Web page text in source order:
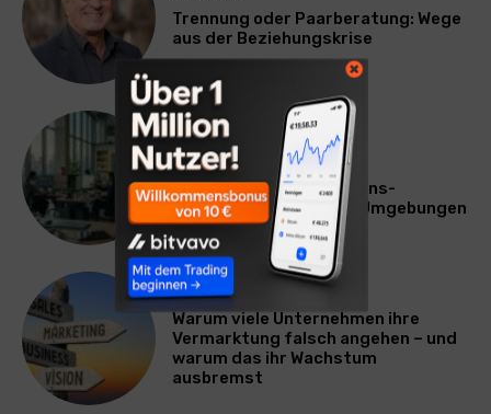
Trennung oder Paarberatung: Wege
aus der Beziehungskrise
TECHNIK
SourcingBlox startet
CentaurNexus: Operations-
Plattform für Zscaler-Umgebungen
WERBUNG & MARKETING
Warum viele Unternehmen ihre
Vermarktung falsch angehen – und
warum das ihr Wachstum
ausbremst